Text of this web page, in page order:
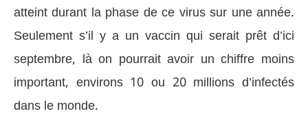
atteint durant la phase de ce virus sur une année.
Seulement s’il y a un vaccin qui serait prêt d’ici
septembre, là on pourrait avoir un chiffre moins
important, environs 10 ou 20 millions d’infectés
dans le monde.